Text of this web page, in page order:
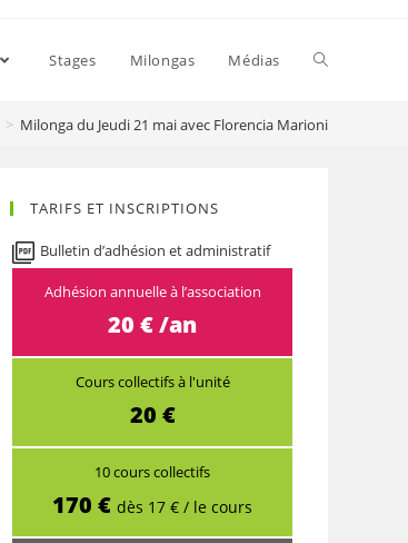
Stages Milongas Médias
> Milonga du Jeudi 21 mai avec Florencia Marioni
TARIFS ET INSCRIPTIONS
Bulletin d’adhésion et administratif
Adhésion annuelle à l’association
20 € /an
Cours collectifs à l'unité
20 €
10 cours collectifs
170 € dès 17 € / le cours